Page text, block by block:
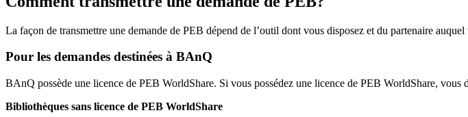
La façon de transmettre une demande de PEB dépend de l’outil dont vous disposez et du partenaire auquel
Pour les demandes destinées à BAnQ
BAnQ possède une licence de PEB WorldShare. Si vous possédez une licence de PEB WorldShare, vous
Bibliothèques sans licence de PEB WorldShare